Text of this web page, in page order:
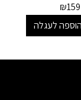
₪159
הוספה לעגלה